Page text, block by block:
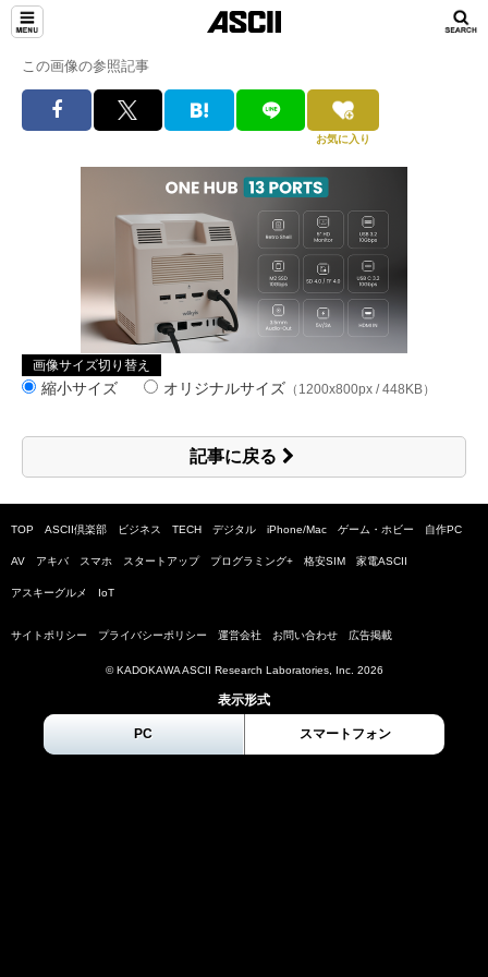
この画像の参照記事
お気に入り
画像サイズ切り替え
縮小サイズ オリジナルサイズ （1200x800px / 448KB）
記事に戻る
TOP ASCII倶楽部 ビジネス TECH デジタル iPhone/Mac ゲーム・ホビー 自作PC
AV アキバ スマホ スタートアップ プログラミング+ 格安SIM 家電ASCII
アスキーグルメ IoT
サイトポリシー プライバシーポリシー 運営会社 お問い合わせ 広告掲載
© KADOKAWA ASCII Research Laboratories, Inc. 2026
表示形式
PC スマートフォン